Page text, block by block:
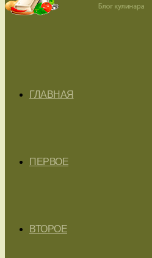
ГЛАВНАЯ
ПЕРВОЕ
ВТОРОЕ